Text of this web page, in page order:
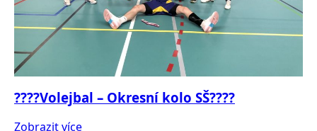
????Volejbal – Okresní kolo SŠ????
Zobrazit více